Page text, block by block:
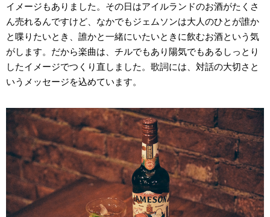
イメージもありました。その日はアイルランドのお酒がたくさ
ん売れるんですけど、なかでもジェムソンは大人のひとが誰か
と喋りたいとき、誰かと一緒にいたいときに飲むお酒という気
がします。だから楽曲は、チルでもあり陽気でもあるしっとり
したイメージでつくり直しました。歌詞には、対話の大切さと
いうメッセージを込めています。